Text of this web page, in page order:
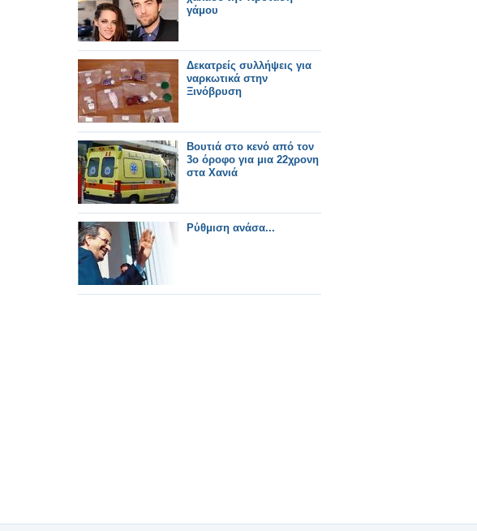
γάμου
Δεκατρείς συλλήψεις για
ναρκωτικά στην
Ξινόβρυση
Βουτιά στο κενό από τον
3ο όροφο για μια 22χρονη
στα Χανιά
Ρύθμιση ανάσα...